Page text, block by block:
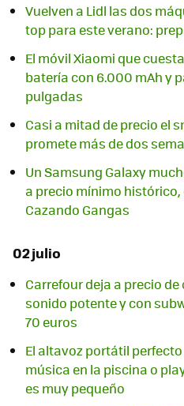
Vuelven a Lidl las dos
top para este verano:
El móvil Xiaomi que
batería con 6.000 mAh y
pulgadas
Casi a mitad de precio el
promete más de dos
Un Samsung Galaxy
a precio mínimo
Cazando Gangas
02 julio
Carrefour deja a precio
sonido potente y con
70 euros
El altavoz portátil
música en la piscina o
es muy pequeño